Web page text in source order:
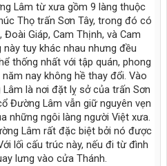
Lâm từ xưa gồm 9 làng thuộc
Thọ trấn Sơn Tây, trong đó có
Giáp, Cam Thịnh, và Cam
này tuy khác nhau nhưng đều
thống nhất với tập quán, phong
nay không hề thay đổi. Vào
là nơi đặt lỵ sở của trấn Sơn
Đường Lâm vẫn giữ nguyên vẹn
những ngôi làng người Việt xưa.
Lâm rất đặc biệt bởi nó được
lối cấu trúc này, nếu đi từ đình
lưng vào cửa Thánh.